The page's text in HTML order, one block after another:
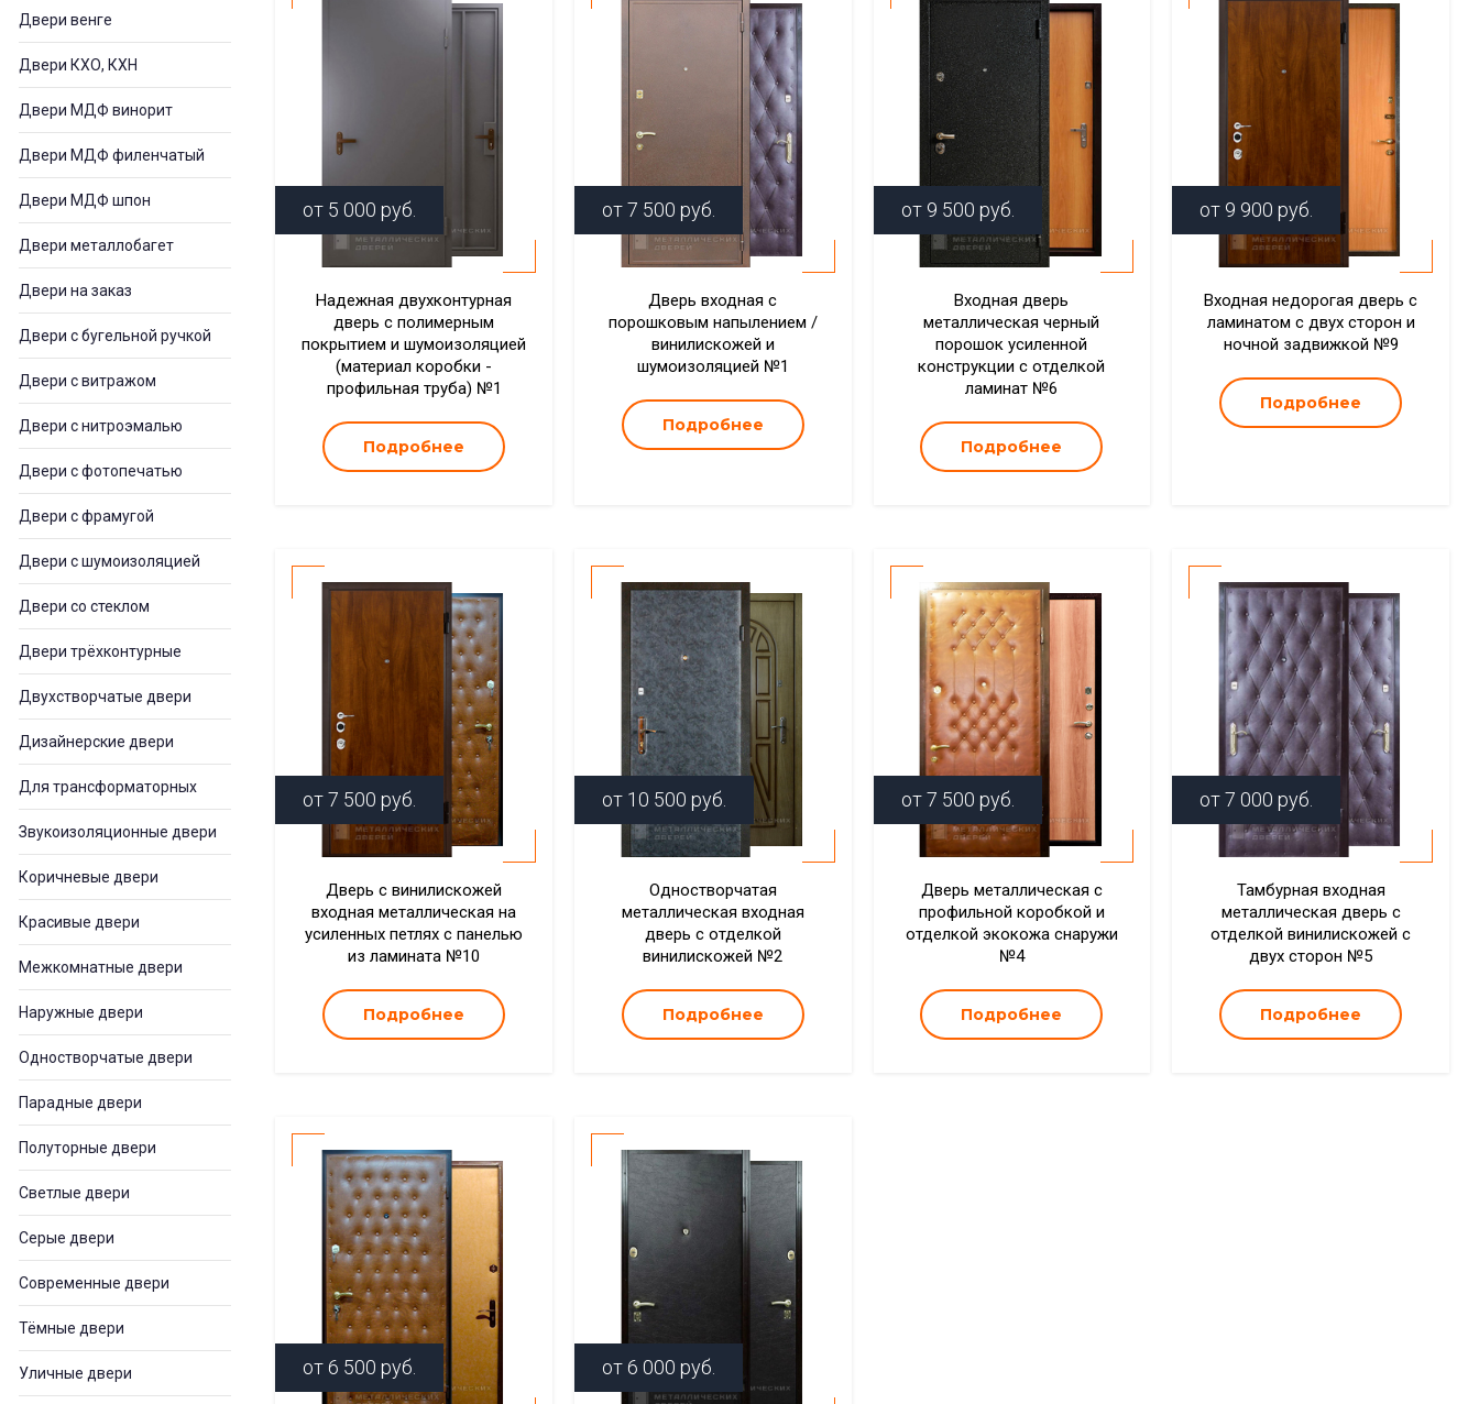
Двери венге
Двери КХО, КХН
Двери МДФ винорит
Двери МДФ филенчатый
Двери МДФ шпон
Двери металлобагет
Двери на заказ
Двери с бугельной ручкой
Двери с витражом
Двери с нитроэмалью
Двери с фотопечатью
Двери с фрамугой
Двери с шумоизоляцией
Двери со стеклом
Двери трёхконтурные
Двухстворчатые двери
Дизайнерские двери
Для трансформаторных
Звукоизоляционные двери
Коричневые двери
Красивые двери
Межкомнатные двери
Наружные двери
Одностворчатые двери
Парадные двери
Полуторные двери
Светлые двери
Серые двери
Современные двери
Тёмные двери
Уличные двери
от 5 000 руб.
Надежная двухконтурная
дверь с полимерным
покрытием и шумоизоляцией
(материал коробки -
профильная труба) №1
Подробнее
от7 500 руб.
Дверь входная с
порошковым напылением /
винилискожей и
шумоизоляцией №1
Подробнее
от 9 500 руб.
Входная дверь
металлическая черный
порошок усиленной
конструкции с отделкой
ламинат №6
Подробнее
от 9 900 руб.
Входная недорогая дверь с
ламинатом с двух сторон и
ночной задвижкой №9
Подробнее
от7 500 руб.
Дверь с винилискожей
входная металлическая на
усиленных петлях с панелью
из ламината №10
Подробнее
от 10 500 руб.
Одностворчатая
металлическая входная
дверь с отделкой
винилискожей №2
Подробнее
от7 500 руб.
Дверь металлическая с
профильной коробкой и
отделкой экокожа снаружи
№4
Подробнее
от7 000 руб.
Тамбурная входная
металлическая дверь с
отделкой винилискожей с
двух сторон №5
Подробнее
от 6 500 руб. от 6 000 руб.